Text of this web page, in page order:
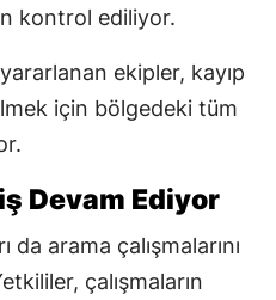
kontrol ediliyor.
ekipler, kayıp
için bölgedeki tüm
Devam Ediyor
da arama çalışmalarını
çalışmaların